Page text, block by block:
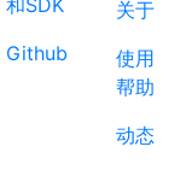
和SDK
Github
关于
使用
帮助
动态